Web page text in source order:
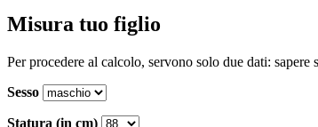
Misura tuo figlio
Per procedere al calcolo, servono solo due dati:
Sesso
Statura (in cm)